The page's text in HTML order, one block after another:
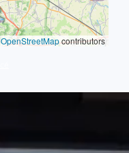
OpenStreetMapcontributors